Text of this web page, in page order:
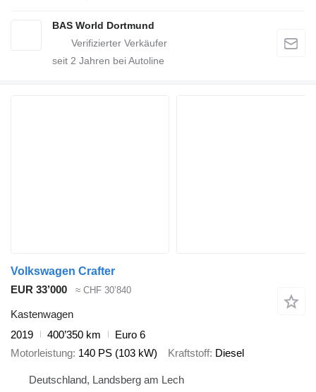
BAS World Dortmund
seit 2 Jahren bei Autoline
Volkswagen Crafter
EUR 33’000
≈ CHF 30’840
Kastenwagen
2019
400’350 km
Euro 6
Motorleistung 140 PS (103 kW) Kraftstoff Diesel
Deutschland, Landsberg am Lech